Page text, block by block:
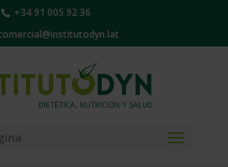
+34 91 005 92 36